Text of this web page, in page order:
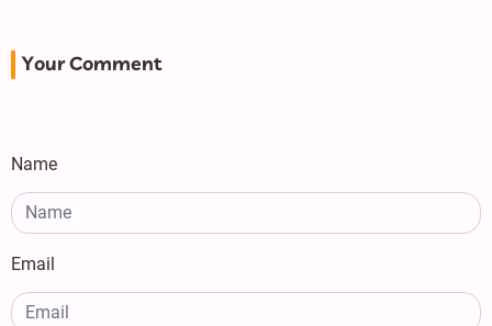
Your Comment
Name
Email